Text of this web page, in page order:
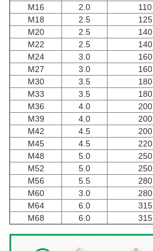
M16
2.0 110
M18
2.5 125
M20
2.5 140
M22
2.5 140
M24
3.0 160
M27
3.0 160
M30
3.5 180
M33
3.5 180
M36
4.0 200
M39
4.0 200
M42
4.5 200
M45
4.5 220
M48
5.0 250
M52
5.0 250
M56
5.5 280
M60
3.0 280
M64
6.0 315
M68
6.0 315